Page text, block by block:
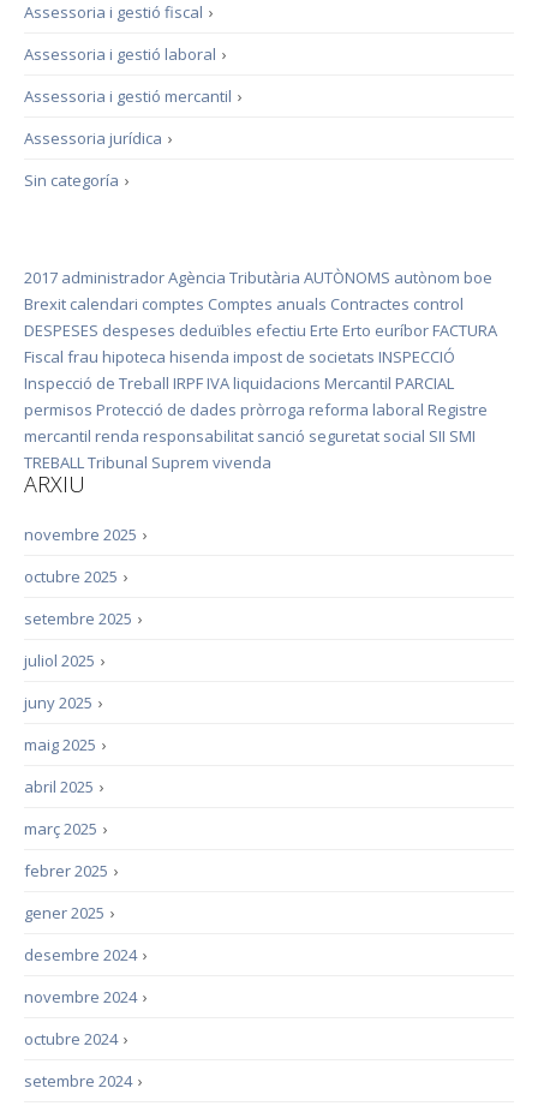
›
Assessoria i gestió fiscal
›
Assessoria i gestió laboral
›
Assessoria i gestió mercantil
›
Assessoria jurídica
›
Sin categoría
2017 administradorAgència Tributària AUTÒNOMS autònom boe
Brexit calendari comptes Comptes anuals Contractes control
DESPESES despeses deduïbles efectiu Erte Erto euríbor FACTURA
Fiscal frau hipoteca hisenda impost de societats INSPECCIÓ
Inspecció de Treball IRPF IVA liquidacions Mercantil PARCIAL
permisos Protecció de dades pròrroga reforma laboral Registre
mercantil renda responsabilitat sanció seguretat social SII SMI
TREBALLTribunal Suprem vivenda
ARXIU
›
novembre 2025
›
octubre 2025
›
setembre 2025
›
juliol 2025
›
juny 2025
›
maig 2025
›
abril 2025
›
març 2025
›
febrer 2025
›
gener 2025
›
desembre 2024
›
novembre 2024
›
octubre 2024
›
setembre 2024